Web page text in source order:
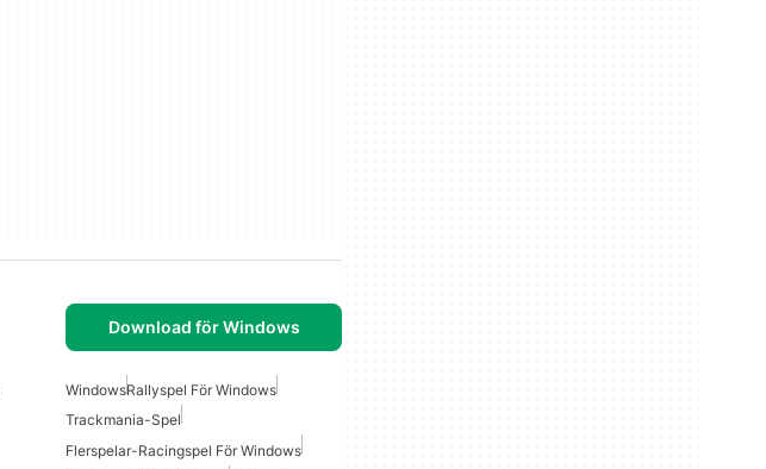
Download för Windows
WindowsRallyspel För Windows
Trackmania-Spel
Flerspelar-Racingspel För Windows